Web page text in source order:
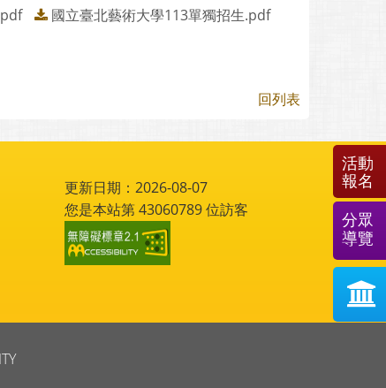
國立臺北藝術大學113單獨招生.pdf
回列表
更新日期：2026-08-07
您是本站第43060789位訪客
活動
報名
分眾
導覽